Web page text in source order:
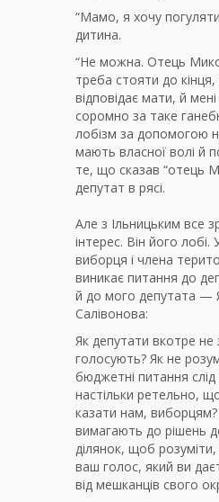
“Мамо, я хочу
дитина.
“Не можна. Отець
треба стояти до
відповідає мати, й
соромно за таке
лобізм за допомогою
мають власної волі й
те, що сказав “отець
депутат в рясі.
Але з Ільницьким все
інтерес. Він його лобі.
виборця і члена
виникає питання до
й до мого депутата —
Салівонова:
Як депутати вкотре
голосують? Як не
бюджетні питання
настільки ретельно,
казати нам,
вимагають до рішень
ділянок, щоб
ваш голос, який ви
від мешканців свого